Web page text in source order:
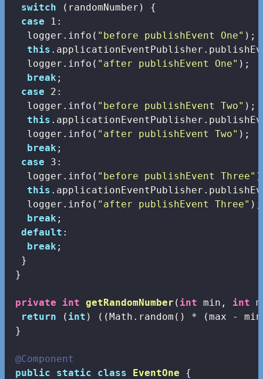
switch (randomNumber) {
case
1 :
   logger.info(
"before publishEvent One" );
this
   logger.info(
"after publishEvent One" );
break ;
case
2 :
   logger.info(
"before publishEvent Two" );
this
   logger.info(
"after publishEvent Two" );
break ;
case
3 :
   logger.info(
"before publishEvent Three"
this
   logger.info(
"after publishEvent Three" );
break ;
default :
break ;
  }
}
private int getRandomNumber ( int min, int
return ( int ) ((Math.random() * (max -
}
@Component
public
static class EventOne {